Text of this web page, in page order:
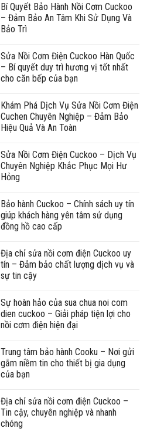
Bí Quyết Bảo Hành Nồi Cơm Cuckoo
– Đảm Bảo An Tâm Khi Sử Dụng Và
Bảo Trì
Sửa Nồi Cơm Điện Cuckoo Hàn Quốc
– Bí quyết duy trì hương vị tốt nhất
cho căn bếp của bạn
Khám Phá Dịch Vụ Sửa Nồi Cơm Điện
Cuchen Chuyên Nghiệp – Đảm Bảo
Hiệu Quả Và An Toàn
Sửa Nồi Cơm Điện Cuckoo – Dịch Vụ
Chuyên Nghiệp Khắc Phục Mọi Hư
Hỏng
Bảo hành Cuckoo – Chính sách uy tín
giúp khách hàng yên tâm sử dụng
đồng hồ cao cấp
Địa chỉ sửa nồi cơm điện Cuckoo uy
tín – Đảm bảo chất lượng dịch vụ và
sự tin cậy
Sự hoàn hảo của sua chua noi com
dien cuckoo – Giải pháp tiện lợi cho
nồi cơm điện hiện đại
Trung tâm bảo hành Cooku – Nơi gửi
gắm niềm tin cho thiết bị gia dụng
của bạn
Địa chỉ sửa nồi cơm điện Cuckoo –
Tin cậy, chuyên nghiệp và nhanh
chóng